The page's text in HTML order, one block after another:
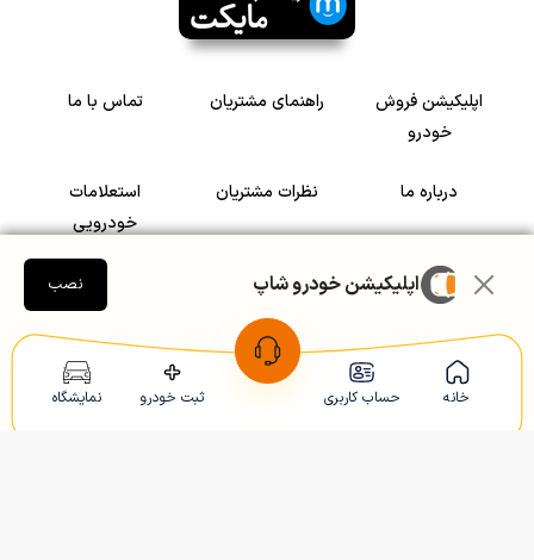
خانه حساب کاربری ثبت خودرو نمایشگاه
اپلیکیشن فروش
خودرو
راهنمای مشتریان تماس با ما
درباره ما نظرات مشتریان
استعلامات
خودرویی
سرمایه گذاری در
رضایت مشتریان
Copyright © 2005-2026 Khodroshop.ir
اپلیکیشن خودرو شاپ نصب